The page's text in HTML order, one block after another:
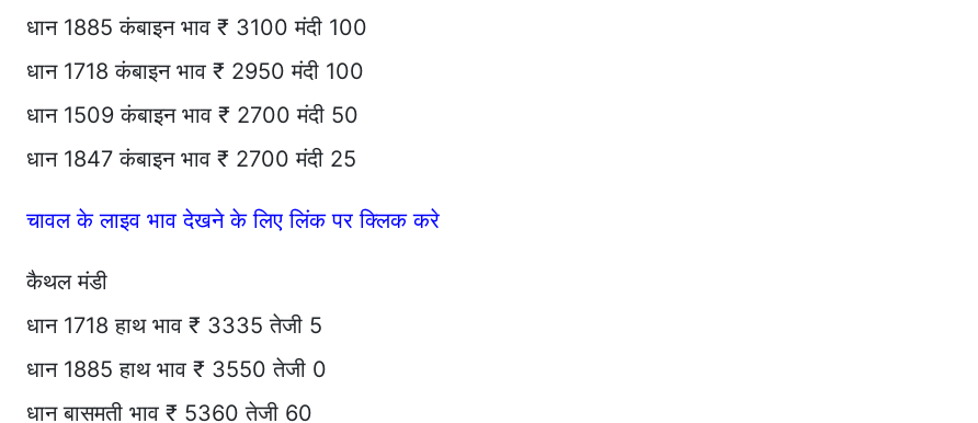
धान 1885 कंबाइन भाव ₹ 3100 मंदी 100
धान 1718 कंबाइन भाव ₹ 2950 मंदी 100
धान 1509 कंबाइन भाव ₹ 2700 मंदी 50
धान 1847 कंबाइन भाव ₹ 2700 मंदी 25
चावल के लाइव भाव देखने के लिए लिंक पर क्लिक करे
कैथल मंडी
धान 1718 हाथ भाव ₹ 3335 तेजी 5
धान 1885 हाथ भाव ₹ 3550 तेजी 0
धान बासमती भाव ₹ 5360 तेजी 60